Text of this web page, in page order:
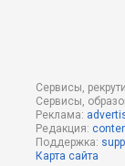
Сервисы,
Сервисы,
Реклама:
Редакция:
Поддержка:
Карта сайта